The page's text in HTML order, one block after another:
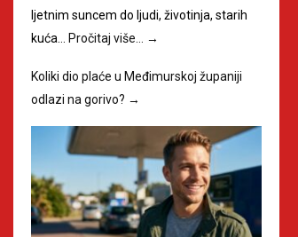
ljetnim suncem do ljudi, životinja, starih
kuća…
Pročitaj više… →
Koliki dio plaće u Međimurskoj županiji
odlazi na gorivo? →